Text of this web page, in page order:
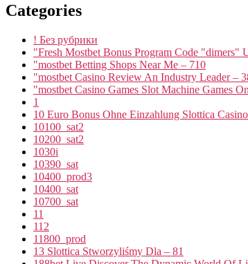
Categories
! Без рубрики
"Fresh Mostbet Bonus Program Code "dimers"
"mostbet Betting Shops Near Me – 710
"mostbet Casino Review An Industry Leader –
"‎mostbet Casino Games Slot Machine Games
1
10 Euro Bonus Ohne Einzahlung Slottica
10100_sat2
10200_sat2
1030i
10390_sat
10400_prod3
10400_sat
10700_sat
11
112
11800_prod
13 Slottica Stworzyliśmy Dla – 81